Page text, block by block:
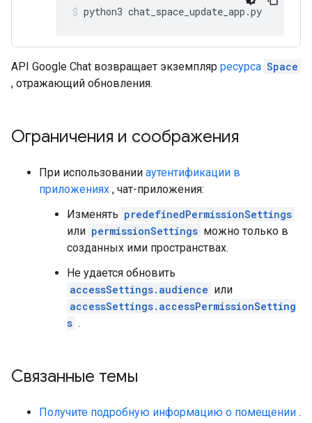
python3 chat_space_update_app.py
API Google Chat возвращает экземпляр ресурса Space
, отражающий обновления.
Ограничения и соображения
При использовании аутентификации в
приложениях , чат-приложения:
Изменять predefinedPermissionSettings
или permissionSettings можно только в
созданных ими пространствах.
Не удается обновить
accessSettings.audience или
accessSettings.accessPermissionSetting
s .
Связанные темы
Получите подробную информацию о помещении .